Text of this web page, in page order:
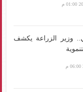
وزير الزراعة يكشف